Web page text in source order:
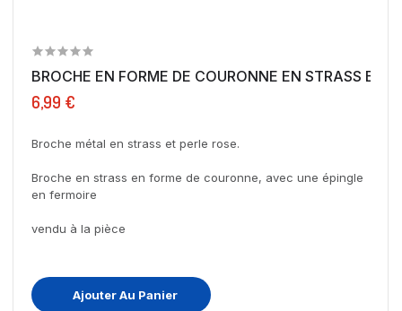
BROCHE EN FORME DE COURONNE EN STRASS ET
6,99 €
Broche métal en strass et perle rose.
Broche en strass en forme de couronne, avec une épingle
en fermoire
vendu à la pièce
Ajouter Au Panier